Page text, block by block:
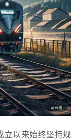
立以来始终坚持规